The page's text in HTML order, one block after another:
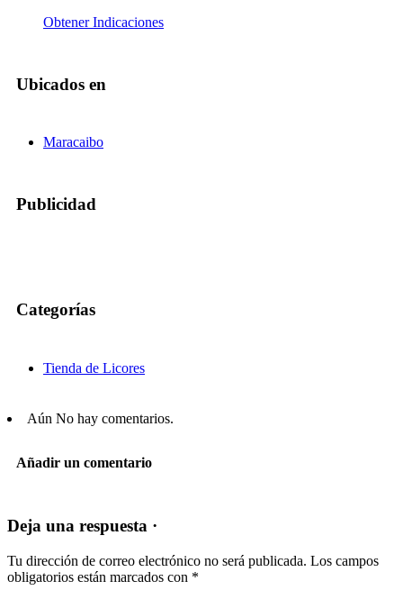
Obtener Indicaciones
Ubicados en
Maracaibo
Publicidad
Categorías
Tienda de Licores
Aún No hay comentarios.
Añadir un comentario
Deja una respuesta ·
Tu dirección de correo electrónico no será publicada. Los campos
obligatorios están marcados con *